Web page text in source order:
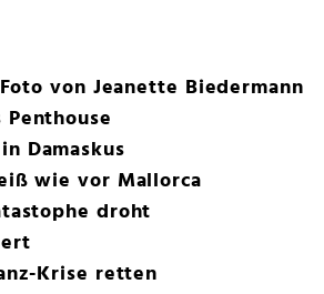
von Jeanette Biedermann
Damaskus
wie vor Mallorca
droht
Krise retten